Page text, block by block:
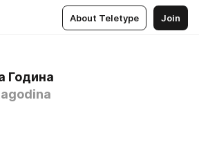
About Teletype Join
Година